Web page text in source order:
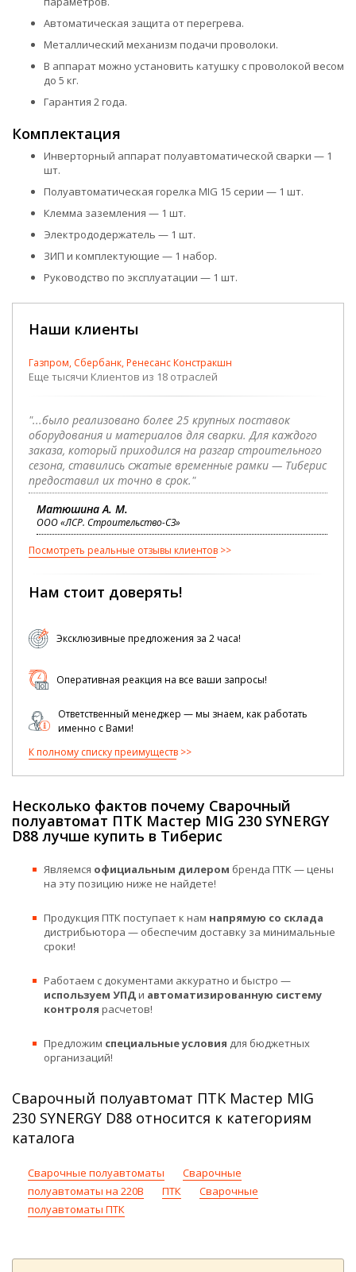
Автоматическая защита от перегрева.
Металлический механизм подачи проволоки.
В аппарат можно установить катушку с проволокой весом
до 5 кг.
Гарантия 2 года.
Комплектация
Инверторный аппарат полуавтоматической сварки — 1
шт.
Полуавтоматическая горелка MIG 15 серии — 1 шт.
Клемма заземления — 1 шт.
Электрододержатель — 1 шт.
ЗИП и комплектующие — 1 набор.
Руководство по эксплуатации — 1 шт.
Наши клиенты
Газпром, Сбербанк, Ренесанс Констракшн
Еще тысячи Клиентов из 18 отраслей
"...было реализовано более 25 крупных поставок
оборудования и материалов для сварки. Для каждого
заказа, который приходился на разгар строительного
сезона, ставились сжатые временные рамки — Тиберис
предоставил их точно в срок."
Матюшина А. М.
ООО «ЛСР. Строительство-СЗ»
Посмотреть реальные отзывы клиентов
Нам стоит доверять!
Эксклюзивные предложения за 2 часа!
Оперативная реакция на все ваши запросы!
Ответственный менеджер — мы знаем, как работать
именно с Вами!
К полному списку преимуществ
Несколько фактов почему Сварочный
полуавтомат ПТК Мастер MIG 230 SYNERGY
D88 лучше купить в Тиберис
Являемся официальным дилером бренда ПТК — цены
на эту позицию ниже не найдете!
Продукция ПТК поступает к нам напрямую со склада
дистрибьютора — обеспечим доставку за минимальные
сроки!
Работаем с документами аккуратно и быстро —
используем УПДи автоматизированную систему
контроля расчетов!
Предложим специальные условия для бюджетных
организаций!
Сварочный полуавтомат ПТК Мастер MIG
230 SYNERGY D88 относится к категориям
каталога
Сварочные полуавтоматы
Сварочные
полуавтоматы на 220В
ПТК
Сварочные
полуавтоматы ПТК